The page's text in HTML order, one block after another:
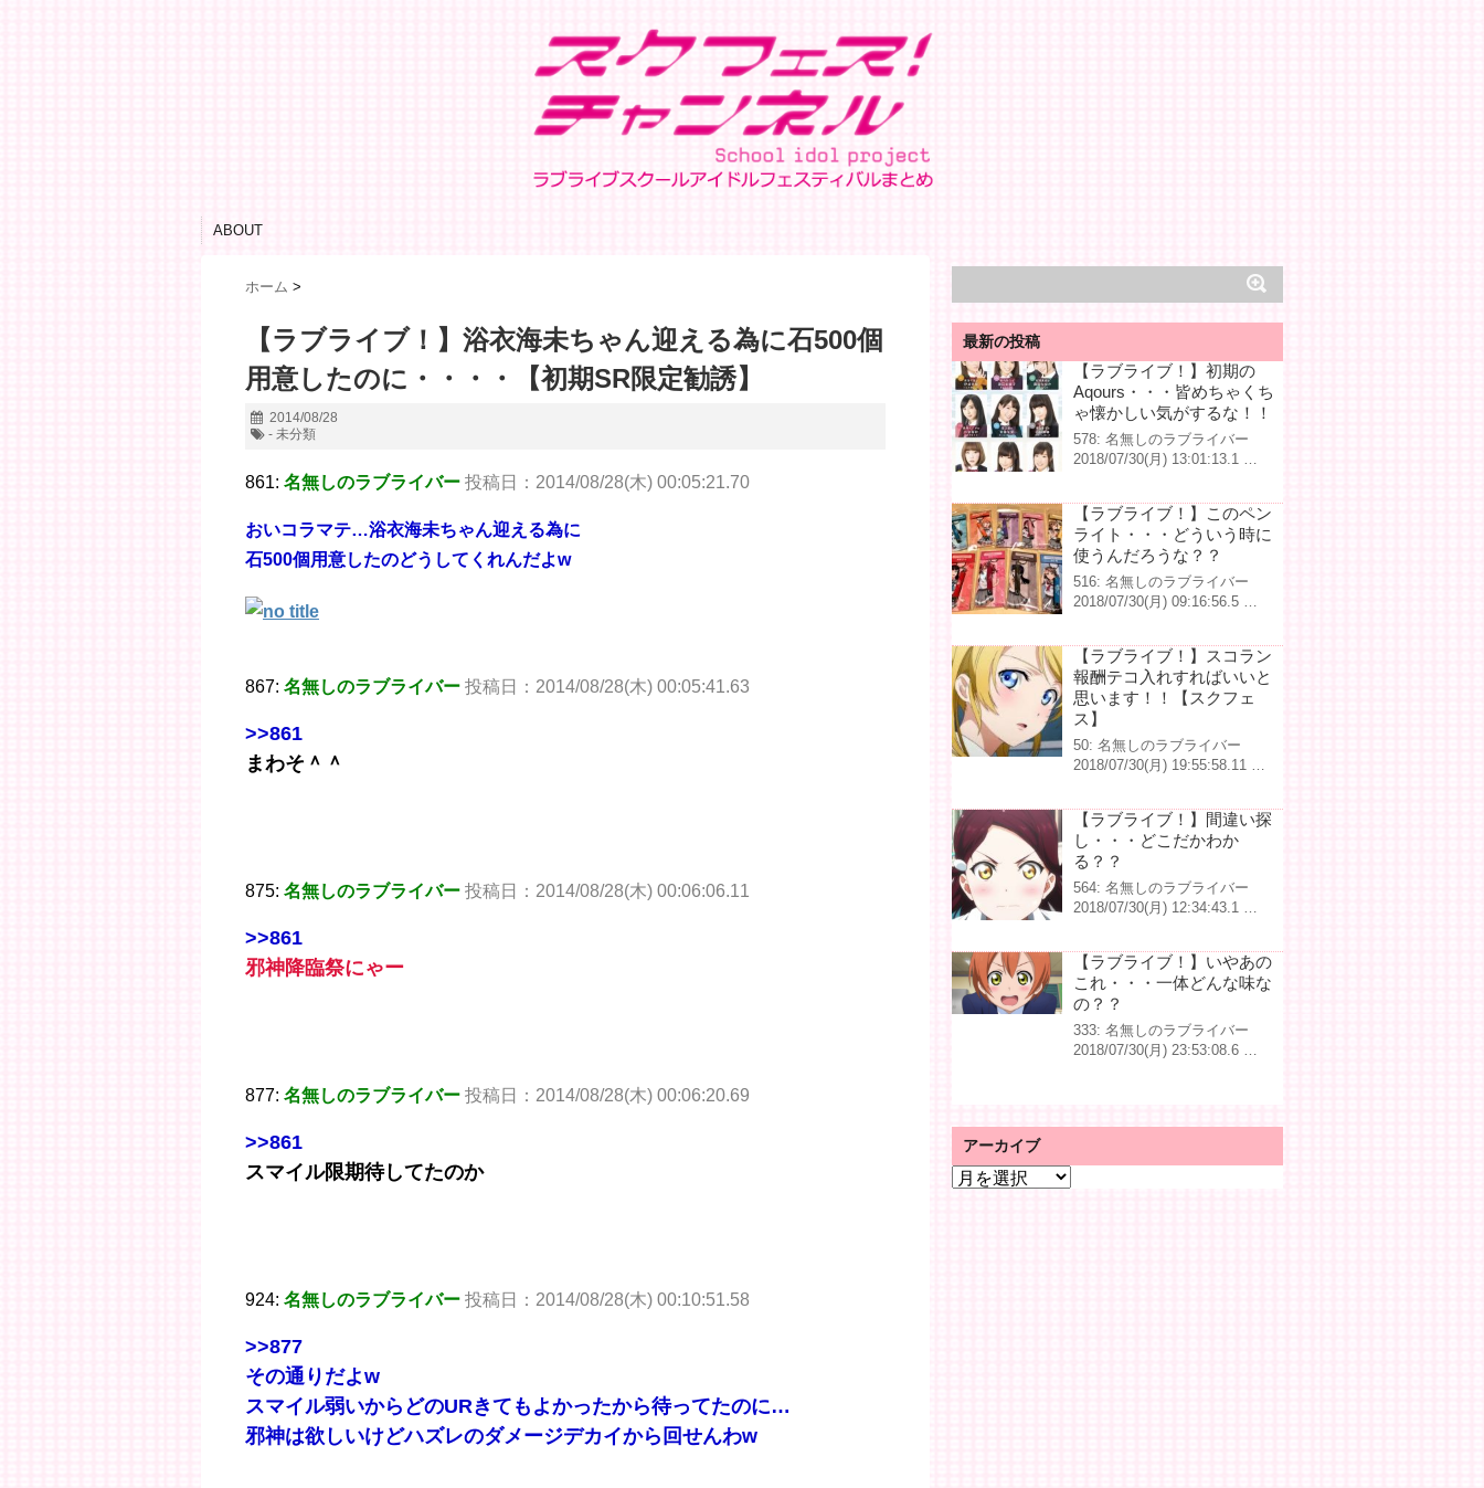
ABOUT
ホーム >
【ラブライブ！】浴衣海未ちゃん迎える為に石500個
用意したのに・・・・【初期SR限定勧誘】
2014/08/28
- 未分類
861: 名無しのラブライバー 投稿日：2014/08/28(木) 00:05:21.70
おいコラマテ…浴衣海未ちゃん迎える為に
石500個用意したのどうしてくれんだよw
867: 名無しのラブライバー 投稿日：2014/08/28(木) 00:05:41.63
>>861
まわそ＾＾
875: 名無しのラブライバー 投稿日：2014/08/28(木) 00:06:06.11
>>861
邪神降臨祭にゃー
877: 名無しのラブライバー 投稿日：2014/08/28(木) 00:06:20.69
>>861
スマイル限期待してたのか
924: 名無しのラブライバー 投稿日：2014/08/28(木) 00:10:51.58
>>877
その通りだよw
スマイル弱いからどのURきてもよかったから待ってたのに…
邪神は欲しいけどハズレのダメージデカイから回せんわw
最新の投稿
【ラブライブ！】初期の
Aqours・・・皆めちゃくち
ゃ懐かしい気がするな！！
578: 名無しのラブライバー
2018/07/30(月) 13:01:13.1 …
【ラブライブ！】このペン
ライト・・・どういう時に
使うんだろうな？？
516: 名無しのラブライバー
2018/07/30(月) 09:16:56.5 …
【ラブライブ！】スコラン
報酬テコ入れすればいいと
思います！！【スクフェ
ス】
50: 名無しのラブライバー
2018/07/30(月) 19:55:58.11 …
【ラブライブ！】間違い探
し・・・どこだかわか
る？？
564: 名無しのラブライバー
2018/07/30(月) 12:34:43.1 …
【ラブライブ！】いやあの
これ・・・一体どんな味な
の？？
333: 名無しのラブライバー
2018/07/30(月) 23:53:08.6 …
アーカイブ
ア